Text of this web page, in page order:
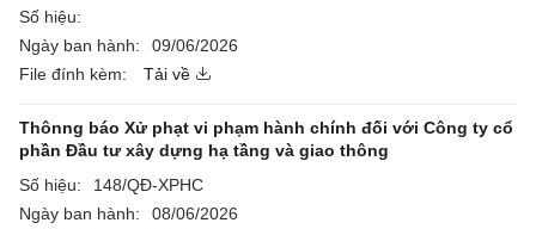
Số hiệu:
Ngày ban hành:
09/06/2026
File đính kèm:
Tải về
Thônng báo Xử phạt vi phạm hành chính đối với Công ty cổ
phần Đầu tư xây dựng hạ tầng và giao thông
Số hiệu:
148/QĐ-XPHC
Ngày ban hành:
08/06/2026